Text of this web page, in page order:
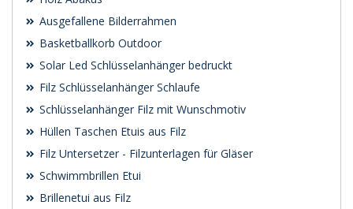
Ausgefallene Bilderrahmen
Basketballkorb Outdoor
Solar Led Schlüsselanhänger bedruckt
Filz Schlüsselanhänger Schlaufe
Schlüsselanhänger Filz mit Wunschmotiv
Hüllen Taschen Etuis aus Filz
Filz Untersetzer - Filzunterlagen für Gläser
Schwimmbrillen Etui
Brillenetui aus Filz